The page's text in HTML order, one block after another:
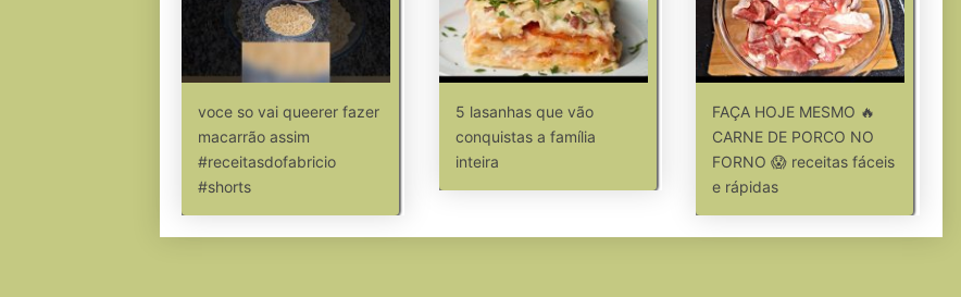
voce so vai queerer fazer
macarrão assim
#receitasdofabricio
#shorts
5 lasanhas que vão
conquistas a família
inteira
FAÇA HOJE MESMO 🔥
CARNE DE PORCO NO
FORNO 😱 receitas fáceis
e rápidas